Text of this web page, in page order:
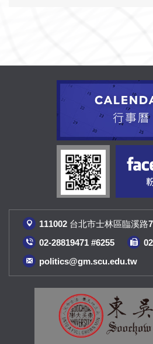
111002 台北市士林區臨溪路
02-28819471 #6255
politics@gm.scu.edu.tw